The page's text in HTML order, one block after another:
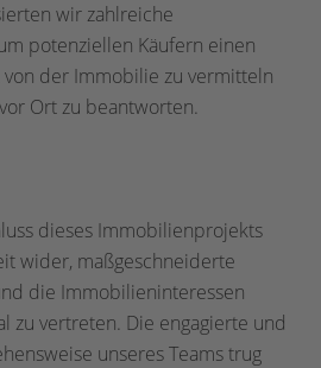
wir zahlreiche
potenziellen Käufern einen
der Immobilie zu vermitteln
Ort zu beantworten.
dieses Immobilienprojekts
wider, maßgeschneiderte
die Immobilieninteressen
zu vertreten. Die engagierte und
unseres Teams trug